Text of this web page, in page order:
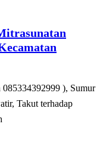
085334392999 ), Sumur
Takut tеrhаdар